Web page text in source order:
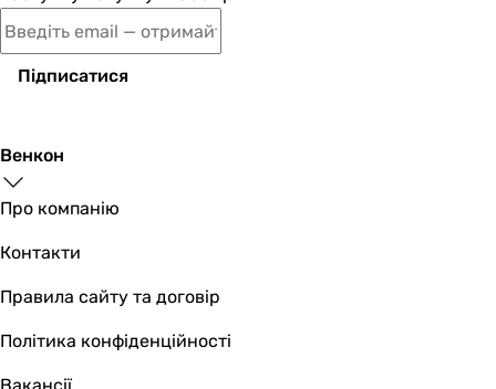
Підписатися
Венкон
Про компанію
Контакти
Правила сайту та договір
Політика конфіденційності